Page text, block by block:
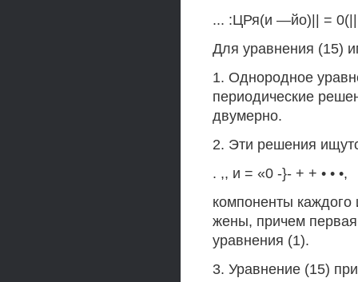
... :ЦРя(и —йо)|| =
Для уравнения (15)
1. Однородное
периодические
двумерно.
2. Эти решения
. ,, и = «0 -}- + + • • •,
компоненты каждого
жены, причем первая
уравнения (1).
3. Уравнение (15)